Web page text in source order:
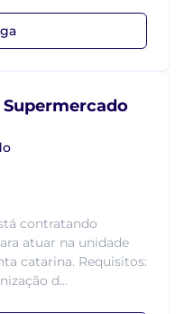
Supermercado
contratando
atuar na unidade
catarina. Requisitos:
d...